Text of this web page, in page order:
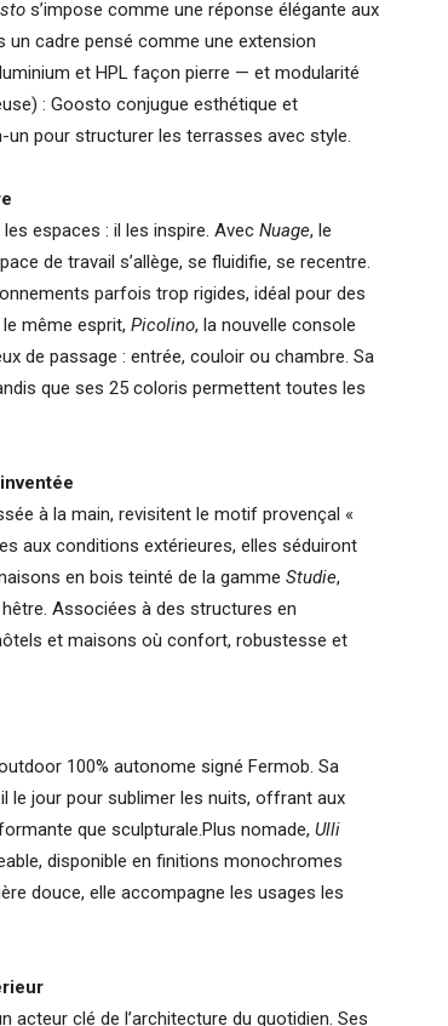
s’impose comme une réponse élégante aux
cadre pensé comme une extension
et HPL façon pierre — et modularité
: Goosto conjugue esthétique et
pour structurer les terrasses avec style.
espaces : il les inspire. Avec Nuage, le
de travail s’allège, se fluidifie, se recentre.
parfois trop rigides, idéal pour des
même esprit, Picolino, la nouvelle console
de passage : entrée, couloir ou chambre. Sa
que ses 25 coloris permettent toutes les
à la main, revisitent le motif provençal «
aux conditions extérieures, elles séduiront
en bois teinté de la gamme Studie,
Associées à des structures en
et maisons où confort, robustesse et
100% autonome signé Fermob. Sa
le jour pour sublimer les nuits, offrant aux
que sculpturale.Plus nomade, Ulli
disponible en finitions monochromes
douce, elle accompagne les usages les
clé de l’architecture du quotidien. Ses